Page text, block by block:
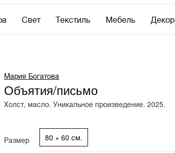
Свет Текстиль Мебель Декор
Мария Богатова
Объятия/письмо
Холст, масло. Уникальное произведение. 2025.
Размер 80 × 60 см.